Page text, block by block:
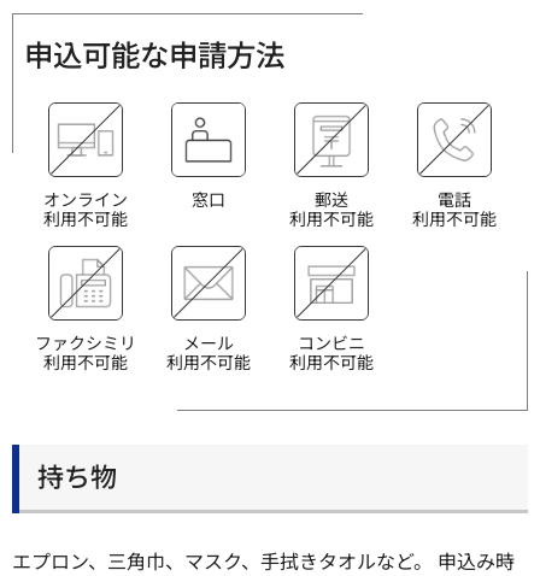
申込可能な申請方法
オンライン
利用不可能
窓口
郵送
利用不可能
電話
利用不可能
ファクシミリ
利用不可能
メール
利用不可能
コンビニ
利用不可能
持ち物
エプロン、三角巾、マスク、手拭きタオルなど。 申込み時